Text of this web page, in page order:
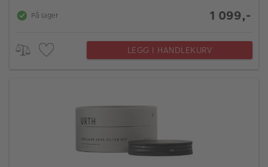
På lager 1 099,-
LEGG I HANDLEKURV